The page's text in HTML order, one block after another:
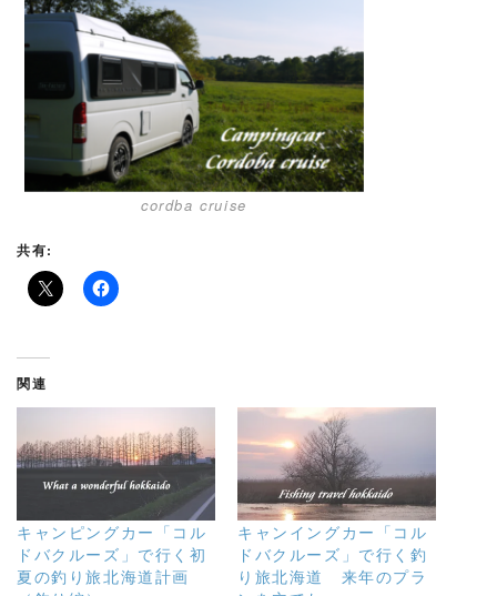
cordba cruise
共有:
関連
キャンピングカー「コル
ドバクルーズ」で行く初
夏の釣り旅北海道計画
キャンイングカー「コル
ドバクルーズ」で行く釣
り旅北海道 来年のプラ